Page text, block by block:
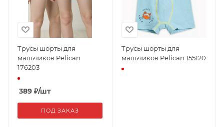
Трусы шорты для
мальчиков Pelican
176203
389 ₽/шт
ПОД ЗАКАЗ
Трусы шорты для
мальчиков Pelican 155120